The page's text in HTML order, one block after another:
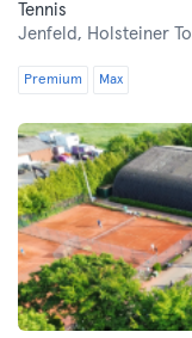
Tennis
Jenfeld, Holsteiner
Premium Max